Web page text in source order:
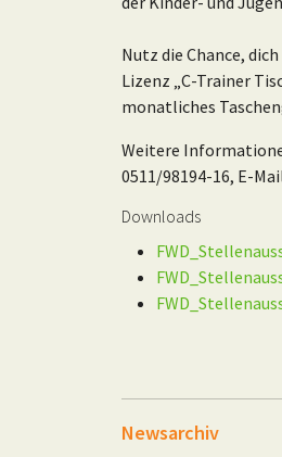
Nutz die Chance,
Lizenz „C-Trainer
monatliches
Weitere
0511/98194-16, E-
Downloads
Newsarchiv